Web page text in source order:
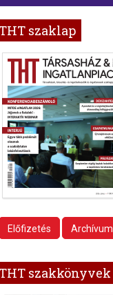
THT szaklap
Előfizetés Archívum
THT szakkönyvek